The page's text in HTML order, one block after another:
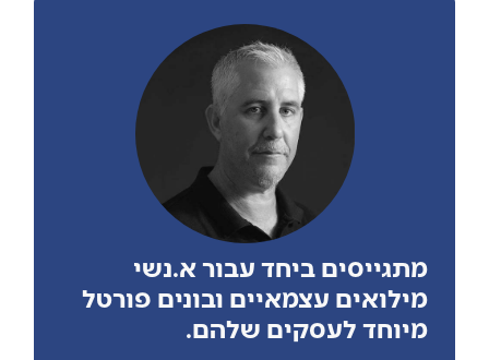
מתגייסים ביחד עבור א.נשי
מילואים עצמאיים ובונים פורטל
מיוחד לעסקים שלהם.